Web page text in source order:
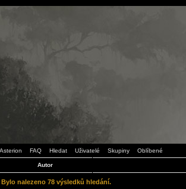
Asterion FAQ Hledat Uživatelé Skupiny Oblíbené
Autor
Bylo nalezeno 78 výsledků hledání.